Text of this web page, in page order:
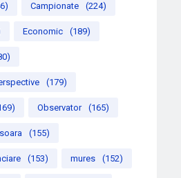
Campionate (224)
Economic (189)
(179)
Observator (165)
(155)
(153) mures (152)